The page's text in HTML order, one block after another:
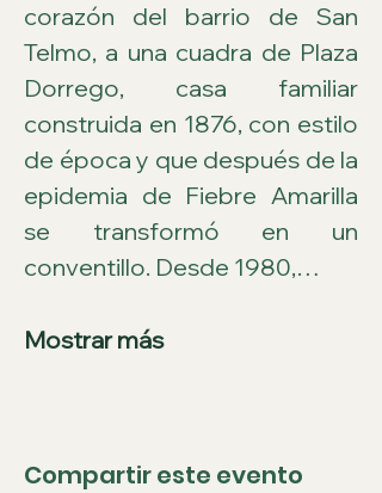
corazón del barrio de San
Telmo, a una cuadra de Plaza
Dorrego, casa familiar
construida en 1876, con estilo
de época y que después de la
epidemia de Fiebre Amarilla
se transformó en un
conventillo. Desde 1980,…
Mostrar más
Compartir este evento